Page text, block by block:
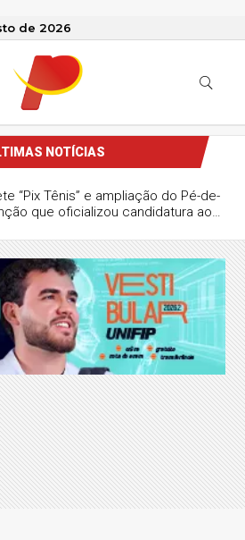
de 2026
NOTÍCIAS
“Pix Tênis” e ampliação do Pé-de-
que oficializou candidatura ao